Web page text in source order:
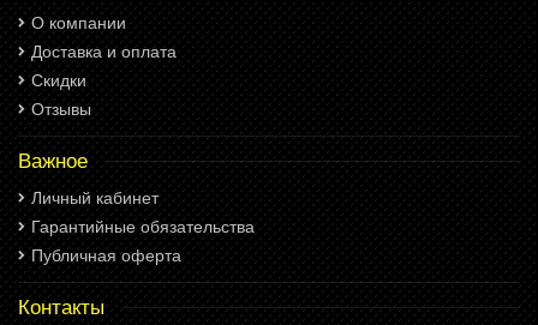
О компании
Доставка и оплата
Скидки
Отзывы
Важное
Личный кабинет
Гарантийные обязательства
Публичная оферта
Контакты